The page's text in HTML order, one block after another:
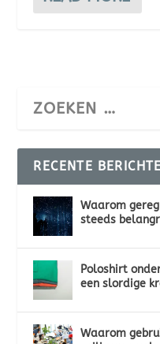
RECENTE
Waarom
steeds
Poloshirt
een slordige
Waarom